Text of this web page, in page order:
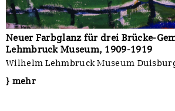
Neuer Farbglanz für drei Brücke-
Lehmbruck Museum, 1909-1919
Wilhelm Lehmbruck Museum
} mehr